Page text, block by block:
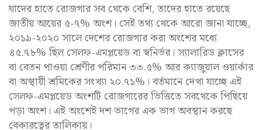
যাদের হাতে রোজগার সব থেকে বেশি, তাদের হাতে রয়েছে
জাতীয় আয়ের ৫-৭% অংশ। সেই তথ্য থেকে আরো জানা যাচ্ছে,
২০১৯-২০২০ সালে দেশের রোজগার করা অংশের মধ্যে
৪৫.৭৮% ছিল সেলফ-এমপ্লয়েড বা স্বনির্ভর। স্যালারিড ক্লাসের
বা বেতন পাওয়া শ্রেণীর পরিমান ৩৩.৫% আর ক্যাজুয়াল ওয়ার্কার
বা অস্থায়ী শ্রমিকের সংখ্যা ২০.৭১%। বর্তমানে দেখা যাচ্ছে এই
সেলফ-এমপ্লয়েড অংশটি রোজগারের ভিত্তিতে সবথেকে পিছিয়ে
পড়া অংশ। এই অংশেই দশ ভাগের এক ভাগ অবস্থান করছে
বেকারত্বের তালিকায়।